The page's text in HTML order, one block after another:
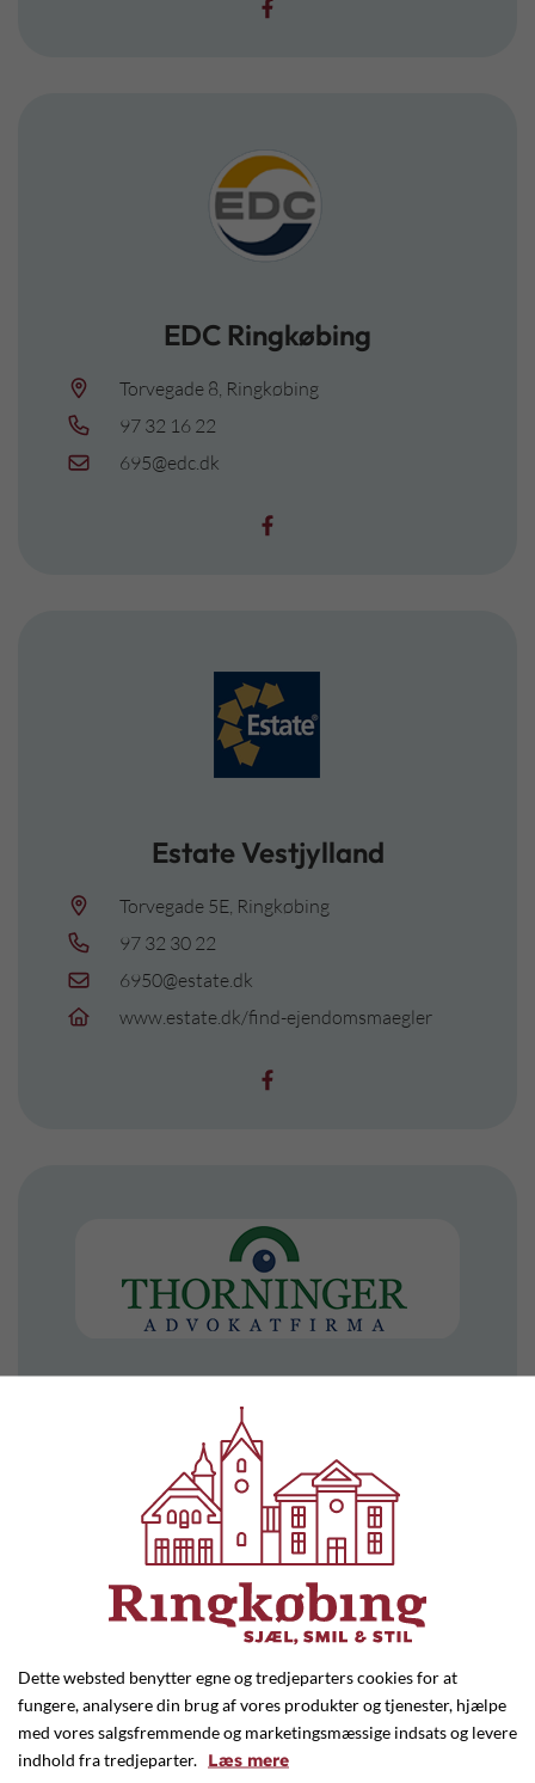
EDC Ringkøbing
Torvegade 8, Ringkøbing
97 32 16 22
695@edc.dk
Estate Vestjylland
Torvegade 5E, Ringkøbing
97 32 30 22
6950@estate.dk
www.estate.dk/find-ejendomsmaegler
Advokatfirmaet Thorninger
Herningvej 1, Ringkøbing
97 32 38 11
advokat@thorninger.dk
thorninger.dk
Dette websted benytter egne og tredjeparters cookies for at
fungere, analysere din brug af vores produkter og tjenester, hjælpe
med vores salgsfremmende og marketingsmæssige indsats og levere
indhold fra tredjeparter. Læs mere